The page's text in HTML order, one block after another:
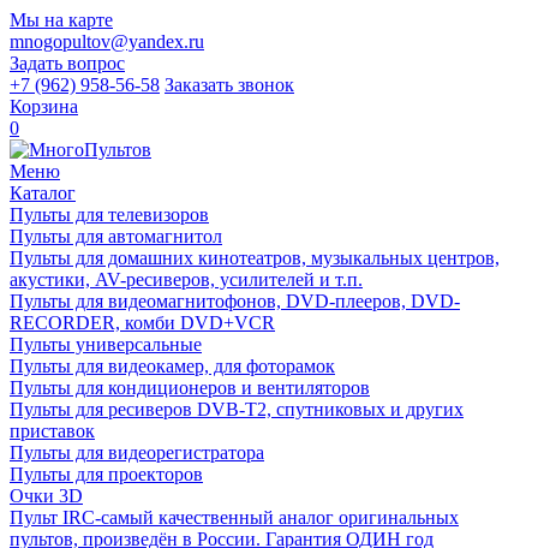
Мы на карте
mnogopultov@yandex.ru
Задать вопрос
+7 (962) 958-56-58 Заказать звонок
Корзина
0
Меню
Каталог
Пульты для телевизоров
Пульты для автомагнитол
Пульты для домашних кинотеатров, музыкальных центров,
акустики, AV-ресиверов, усилителей и т.п.
Пульты для видеомагнитофонов, DVD-плееров, DVD-
RECORDER, комби DVD+VCR
Пульты универсальные
Пульты для видеокамер, для фоторамок
Пульты для кондиционеров и вентиляторов
Пульты для ресиверов DVB-T2, спутниковых и других
приставок
Пульты для видеорегистратора
Пульты для проекторов
Очки 3D
Пульт IRC-самый качественный аналог оригинальных
пультов, произведён в России. Гарантия ОДИН год